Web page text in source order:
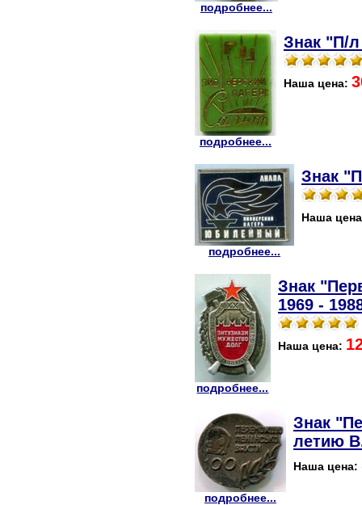
подробнее...
подробнее...
Знак "П/
Наша цена:
подробнее...
Знак
Наша
подробнее...
Знак
1969 -
Наша цена:
подробнее...
Знак
летию
Наша цена: